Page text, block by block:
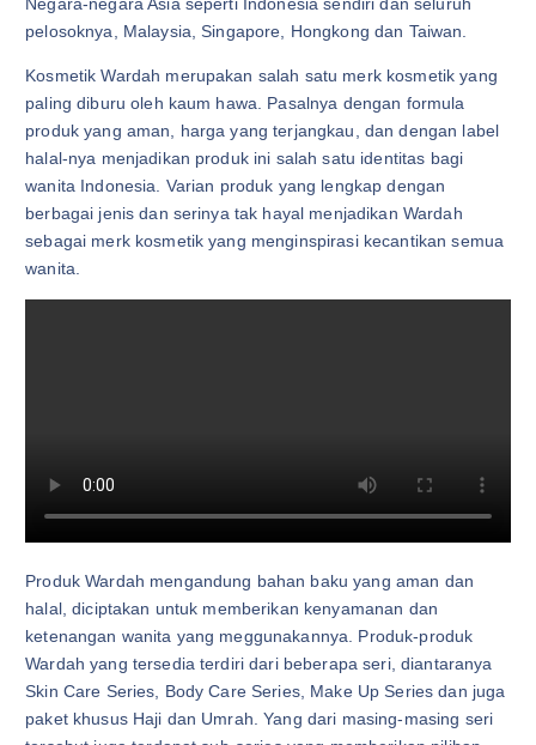
Negara-negara Asia seperti Indonesia sendiri dan seluruh
pelosoknya, Malaysia, Singapore, Hongkong dan Taiwan.
Kosmetik Wardah merupakan salah satu merk kosmetik yang
paling diburu oleh kaum hawa. Pasalnya dengan formula
produk yang aman, harga yang terjangkau, dan dengan label
halal-nya menjadikan produk ini salah satu identitas bagi
wanita Indonesia. Varian produk yang lengkap dengan
berbagai jenis dan serinya tak hayal menjadikan Wardah
sebagai merk kosmetik yang menginspirasi kecantikan semua
wanita.
Produk Wardah mengandung bahan baku yang aman dan
halal, diciptakan untuk memberikan kenyamanan dan
ketenangan wanita yang meggunakannya. Produk-produk
Wardah yang tersedia terdiri dari beberapa seri, diantaranya
Skin Care Series, Body Care Series, Make Up Series dan juga
paket khusus Haji dan Umrah. Yang dari masing-masing seri